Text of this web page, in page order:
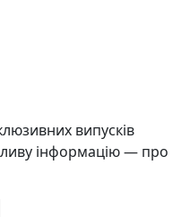
випусків
інформацію — про